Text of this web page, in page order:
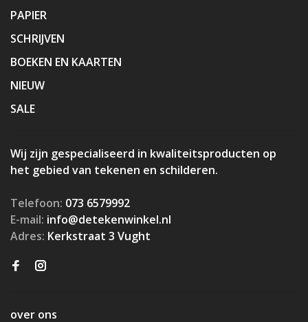
PAPIER
SCHRIJVEN
BOEKEN EN KAARTEN
NIEUW
SALE
Wij zijn gespecialiseerd in kwaliteitsproducten op
het gebied van tekenen en schilderen.
Telefoon: 073 6579992
E-mail: info@detekenwinkel.nl
Adres: Kerkstraat 3 Vught
over ons